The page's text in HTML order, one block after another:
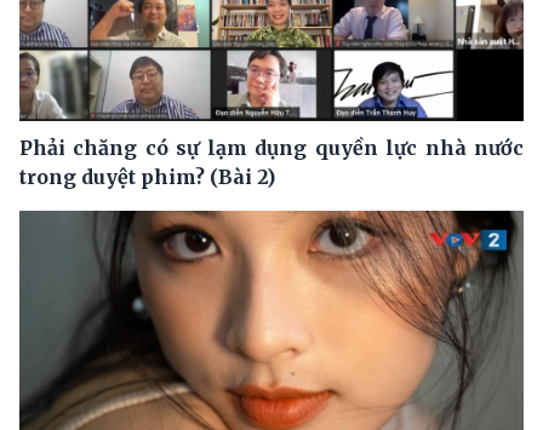
Phải chăng có sự lạm dụng quyền lực nhà nước
trong duyệt phim? (Bài 2)